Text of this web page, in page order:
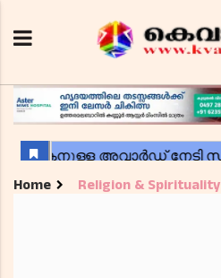
Home Religion & Spirituality